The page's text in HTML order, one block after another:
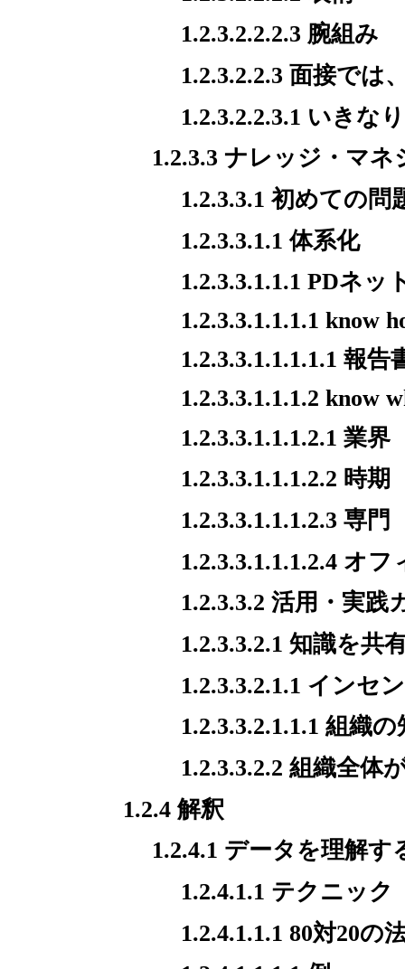
1.2.3.2.2.2.3 腕組み
1.2.3.2.2.3 面接では
1.2.3.2.2.3.1 いきな
1.2.3.3 ナレッジ・マ
1.2.3.3.1 初めての
1.2.3.3.1.1 体系化
1.2.3.3.1.1.1 PDネッ
1.2.3.3.1.1.1.1 know
1.2.3.3.1.1.1.1.1 報告
1.2.3.3.1.1.1.2 know
1.2.3.3.1.1.1.2.1 業界
1.2.3.3.1.1.1.2.2 時期
1.2.3.3.1.1.1.2.3 専門
1.2.3.3.1.1.1.2.4 オフ
1.2.3.3.2 活用・実践
1.2.3.3.2.1 知識を共
1.2.3.3.2.1.1 インセ
1.2.3.3.2.1.1.1 組織
1.2.3.3.2.2 組織全体
1.2.4 解釈
1.2.4.1 データを理解す
1.2.4.1.1 テクニック
1.2.4.1.1.1 80対20の